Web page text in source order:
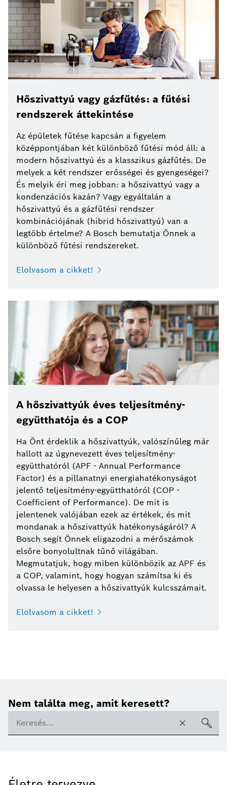
Hőszivattyú vagy gázfűtés: a fűtési
rendszerek áttekintése
Az épületek fűtése kapcsán a figyelem
középpontjában két különböző fűtési mód áll: a
modern hőszivattyú és a klasszikus gázfűtés. De
melyek a két rendszer erősségei és gyengeségei?
És melyik éri meg jobban: a hőszivattyú vagy a
kondenzációs kazán? Vagy egyáltalán a
hőszivattyú és a gázfűtési rendszer
kombinációjának (hibrid hőszivattyú) van a
legtöbb értelme? A Bosch bemutatja Önnek a
különböző fűtési rendszereket.
Elolvasom a cikket!
A hőszivattyúk éves teljesítmény-
együtthatója és a COP
Ha Önt érdeklik a hőszivattyúk, valószínűleg már
hallott az úgynevezett éves teljesítmény-
együtthatóról (APF - Annual Performance
Factor) és a pillanatnyi energiahatékonyságot
jelentő teljesítmény-együtthatóról (COP -
Coefficient of Performance). De mit is
jelentenek valójában ezek az értékek, és mit
mondanak a hőszivattyúk hatékonyságáról? A
Bosch segít Önnek eligazodni a mérőszámok
elsőre bonyolultnak tűnő világában.
Megmutatjuk, hogy miben különbözik az APF és
a COP, valamint, hogy hogyan számítsa ki és
olvassa le helyesen a hőszivattyúk kulcsszámait.
Elolvasom a cikket!
Nem találta meg, amit keresett?